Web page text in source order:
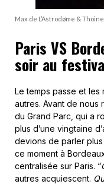
Max de L’Astrodøme &
Paris VS
soir au
Le temps passe et les
autres. Avant de nous
du Grand Parc, qui a
plus d’une vingtaine
devions de parler
ce moment à
centralisée sur Paris. “
autres acquiescent.